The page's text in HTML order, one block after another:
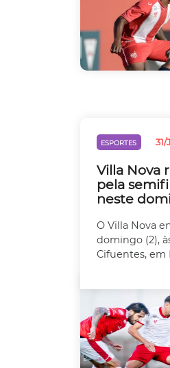
ESPORTES 31/
Villa Nova
pela
neste
O Villa Nova
domingo (2),
Cifuentes, em